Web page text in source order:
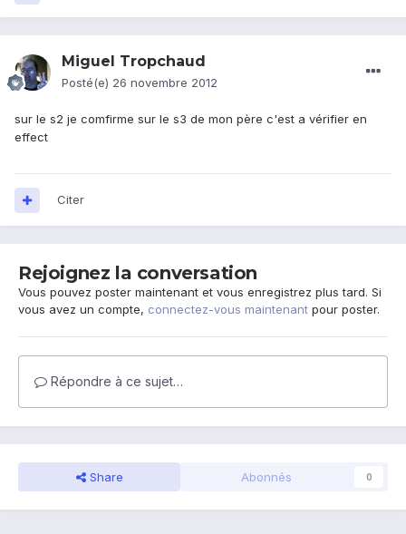
Miguel Tropchaud
Posté(e) 26 novembre 2012
sur le s2 je comfirme sur le s3 de mon père c'est a vérifier en
effect
Citer
Rejoignez la conversation
Vous pouvez poster maintenant et vous enregistrez plus tard. Si
vous avez un compte, connectez-vous maintenant pour poster.
Répondre à ce sujet…
Share Abonnés 0